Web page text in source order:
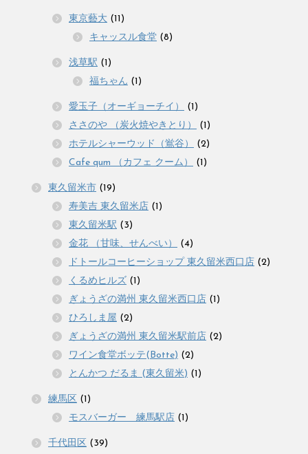
東京藝大 (11)
キャッスル食堂 (8)
浅草駅 (1)
福ちゃん (1)
愛玉子（オーギョーチイ）
(1)
ささのや （炭火焼やきとり）
(1)
ホテルシャーウッド（鴬谷）
(2)
Cafe qum （カフェ クーム）
(1)
東久留米市 (19)
寿美吉 東久留米店 (1)
東久留米駅 (3)
金花 （甘味、せんべい）
(4)
ドトールコーヒーショップ 東久留米西口店 (2)
くるめヒルズ (1)
ぎょうざの満州 東久留米西口店 (1)
ひろしま屋 (2)
ぎょうざの満州 東久留米駅前店 (2)
ワイン食堂ボッテ(Botte) (2)
とんかつ だるま (東久留米) (1)
練馬区 (1)
モスバーガー 練馬駅店 (1)
千代田区 (39)